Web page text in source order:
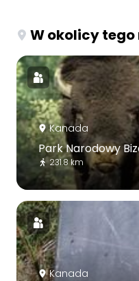
W okolicy
Kanada
Park Narodowy
231.8 km
Kanada